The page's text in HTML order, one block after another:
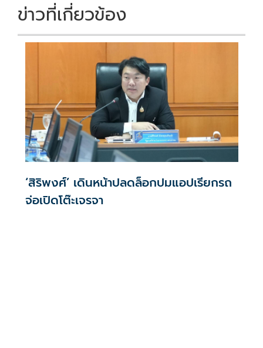
ข่าวที่เกี่ยวข้อง
‘สิริพงศ์’ เดินหน้าปลดล็อกปมแอปเรียกรถ
จ่อเปิดโต๊ะเจรจา